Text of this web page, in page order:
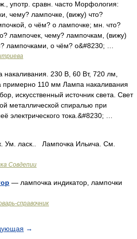
употр. сравн. часто Морфология:
чему? лампочке, (вижу) что?
о чём? о лампочке; мн. что?
лампочек, чему? лампочкам, (вижу)
лампочками, о чём? о&#8230; …
230 В, 60 Вт, 720 лм,
примерно 110 мм Лампа накаливания
искусственный источник света. Свет
металлической спиралью при
электрического тока.&#8230; …
ласк.. Лампочка Ильича. См.
Совдепии
— лампочка индикатор, лампочки
справочник
→